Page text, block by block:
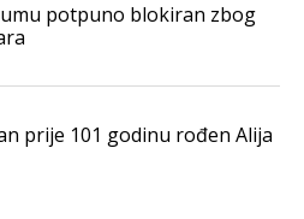
potpuno blokiran zbog
prije 101 godinu rođen Alija